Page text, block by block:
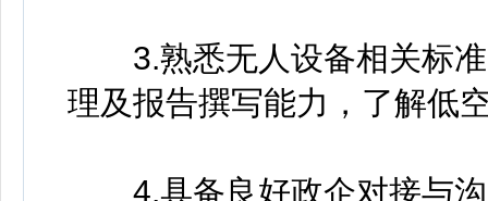
3.熟悉无人设备相关标准
理及报告撰写能力，了解低
4.具备良好政企对接与沟